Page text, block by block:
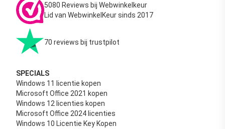
5080 Reviews bij Webwinkelkeur
Lid van WebwinkelKeur sinds 2017
70 reviews bij trustpilot
SPECIALS
Windows 11 licentie kopen
Microsoft Office 2021 kopen
Windows 12 licenties kopen
Microsoft Office 2024 licenties
Windows 10 Licentie Key Kopen